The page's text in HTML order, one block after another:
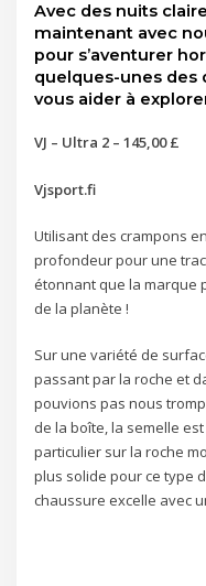
Avec des nuits
maintenant avec
pour s’aventurer
quelques-unes des
vous aider à
VJ – Ultra 2 – 145,00 £
Vjsport.fi
Utilisant des crampons
profondeur pour une
étonnant que la marque
de la planète !
Sur une variété de
passant par la roche et
pouvions pas nous
de la boîte, la semelle
particulier sur la roche
plus solide pour ce type
chaussure excelle avec